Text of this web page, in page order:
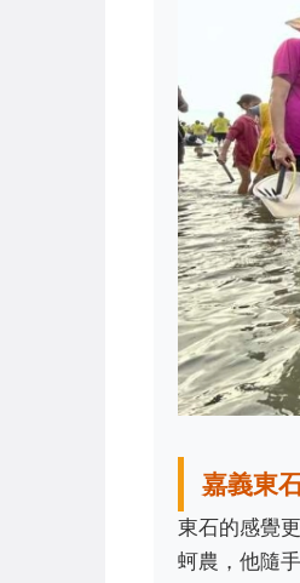
嘉義東
東石的感覺
蚵農，他隨